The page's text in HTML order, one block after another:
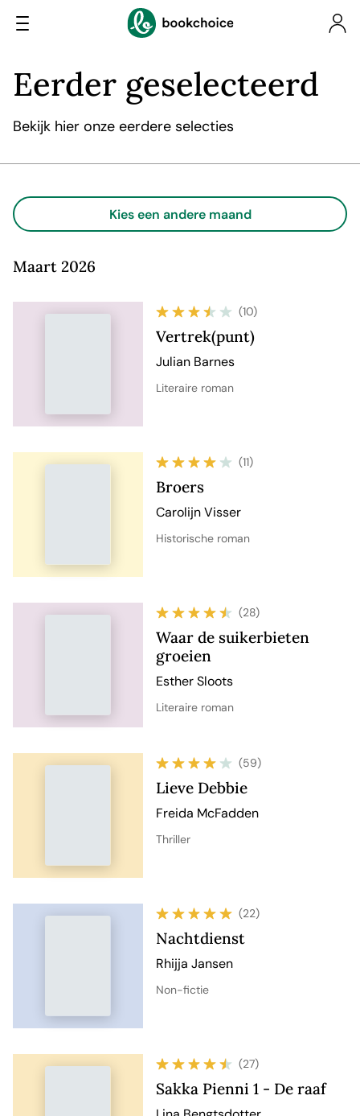
Eerder geselecteerd
Bekijk hier onze eerdere selecties
Kies een andere maand
Maart 2026
(10)
Vertrek(punt)
Julian Barnes
Literaire roman
(11)
Broers
Carolijn Visser
Historische roman
(28)
Waar de suikerbieten
groeien
Esther Sloots
Literaire roman
(59)
Lieve Debbie
Freida McFadden
Thriller
(22)
Nachtdienst
Rhijja Jansen
Non-fictie
(27)
Sakka Pienni 1 - De raaf